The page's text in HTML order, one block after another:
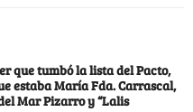
que tumbó la lista del Pacto,
estaba María Fda. Carrascal,
Mar Pizarro y “Lalis